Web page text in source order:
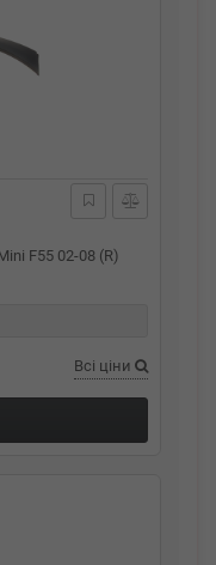
F55 02-08 (R)
Всі ціни